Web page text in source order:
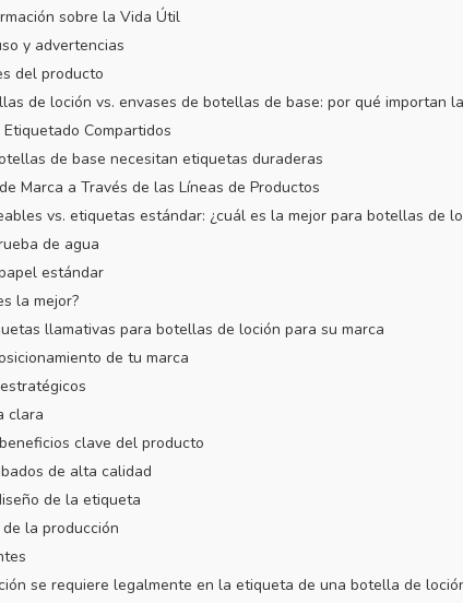
sobre la Vida Útil
y advertencias
del producto
de loción vs. envases de botellas de base: por qué importan
Compartidos
de base necesitan etiquetas duraderas
Marca a Través de las Líneas de Productos
vs. etiquetas estándar: ¿cuál es la mejor para botellas de
de agua
estándar
la mejor?
llamativas para botellas de loción para su marca
de tu marca
clara
clave del producto
de alta calidad
de la etiqueta
la producción
se requiere legalmente en la etiqueta de una botella de